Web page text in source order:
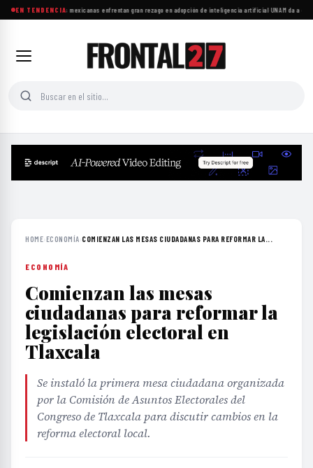
EN TENDENCIA
Las microempresas mexicanas enfrentan gran rezago en adopción de inteligencia artificial·UNAM da a
HOME›ECONOMÍA›COMIENZAN LAS MESAS CIUDADANAS PARA REFORMAR LA...
ECONOMÍA
Comienzan las mesas
ciudadanas para reformar la
legislación electoral en
Tlaxcala
Se instaló la primera mesa ciudadana organizada
por la Comisión de Asuntos Electorales del
Congreso de Tlaxcala para discutir cambios en la
reforma electoral local.